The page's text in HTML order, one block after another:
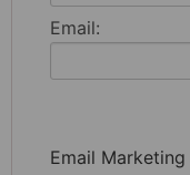
Email:
Email